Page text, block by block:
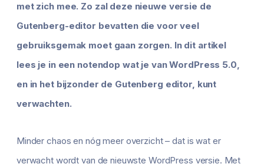
met zich mee. Zo zal deze nieuwe versie de
Gutenberg-editor bevatten die voor veel
gebruiksgemak moet gaan zorgen. In dit artikel
lees je in een notendop wat je van WordPress 5.0,
en in het bijzonder de Gutenberg editor, kunt
verwachten.
Minder chaos en nóg meer overzicht – dat is wat er
verwacht wordt van de nieuwste WordPress versie. Met